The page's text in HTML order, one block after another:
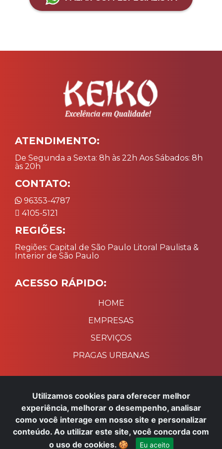
Utilizamos cookies para oferecer melhor
experiência, melhorar o desempenho, analisar
como você interage em nosso site e personalizar
conteúdo. Ao utilizar este site, você concorda com
o uso de cookies. 🍪 Eu aceito
ATENDIMENTO:
De Segunda a Sexta: 8h às 22h Aos Sábados: 8h
às 20h
CONTATO:
96353-4787
4105-5121
REGIÕES:
Regiões: Capital de São Paulo Litoral Paulista &
Interior de São Paulo
ACESSO RÁPIDO:
HOME
EMPRESAS
SERVIÇOS
PRAGAS URBANAS
Desenvolvido por:
Precisa de ajuda? Fale conosco
pelo WhatsApp!
×